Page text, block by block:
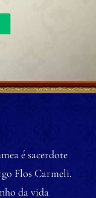
é sacerdote
Flos Carmeli.
da vida